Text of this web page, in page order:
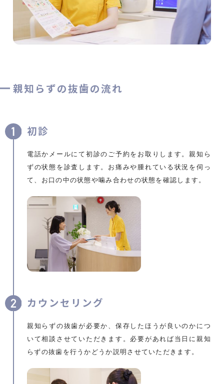
親知らずの抜歯の流れ
初診
電話かメールにて初診のご予約をお取りします。親知ら
ずの状態を診査します。お痛みや腫れている状況を伺っ
て、お口の中の状態や噛み合わせの状態を確認します。
カウンセリング
親知らずの抜歯が必要か、保存したほうが良いのかにつ
いて相談させていただきます。必要があれば当日に親知
らずの抜歯を行うかどうか説明させていただきます。